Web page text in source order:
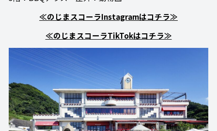
≪のじまスコーラInstagramはコチラ≫
≪のじまスコーラTikTokはコチラ≫